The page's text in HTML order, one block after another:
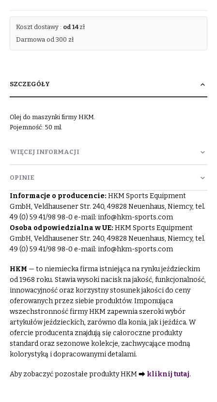
Koszt dostawy : od 14zł
Darmowa od 300 zł
SZCZEGÓŁY
Olej do maszynki firmy HKM.
Pojemność: 50 ml.
WIĘCEJ INFORMACJI
OPINIE
Informacje o producencie: HKM Sports Equipment
GmbH, Veldhausener Str. 240, 49828 Neuenhaus, Niemcy, tel.
49 (0) 59 41/98 98-0 e-mail: info@hkm-sports.com
Osoba odpowiedzialna w UE: HKM Sports Equipment
GmbH, Veldhausener Str. 240, 49828 Neuenhaus, Niemcy, tel.
49 (0) 59 41/98 98-0 e-mail: info@hkm-sports.com
HKM — to niemiecka firma istniejąca na rynku jeździeckim
od 1968 roku. Stawia wysoki nacisk na jakość, funkcjonalność,
innowacyjność oraz korzystny stosunek jakości do ceny
oferowanych przez siebie produktów. Imponująca
wszechstronność firmy HKM zapewnia szeroki wybór
artykułów jeździeckich, zarówno dla konia, jak i jeźdźca. W
ofercie producenta znajdują się całoroczne produkty
standard oraz sezonowe kolekcje, zachwycające modną
kolorystyką i dopracowanymi detalami.
Aby zobaczyć pozostałe produkty HKM ⮕ kliknij tutaj.